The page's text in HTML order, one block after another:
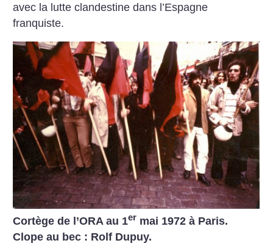
avec la lutte clandestine dans l’Espagne
franquiste.
Cortège de l’ORA au 1er mai 1972 à Paris.
Clope au bec : Rolf Dupuy.